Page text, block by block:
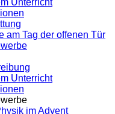
Unterricht
am Tag der offenen Tür
Unterricht
im Advent